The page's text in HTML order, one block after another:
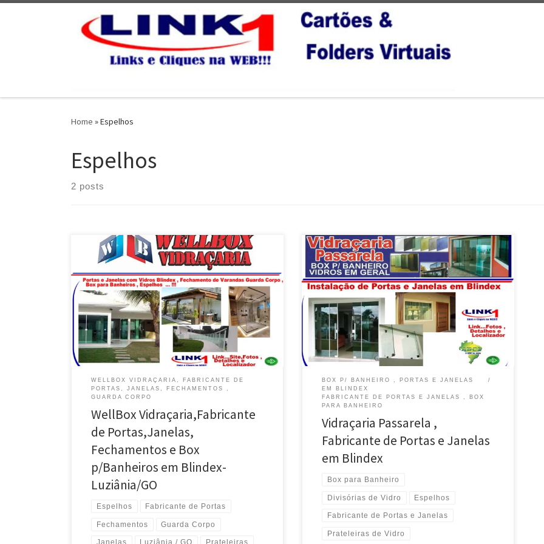
Home »Espelhos
Espelhos
2 posts
WellBox Vidraçaria , Fabricante de Portas , Janelas ,
Fechamentos e Box p / Banheiro em Blindex .
Luziânia / GO – Vidraceiro , Divisórias , Box , Varandas
, Portas e Janelas em Blindex . Fechamento de
Varandas , Vidraceiro , Divisórias , Box , Varandas ,
Guarda Corpo […]
WELLBOX VIDRAÇARIA, FABRICANTE DE
PORTAS, JANELAS, FECHAMENTOS ,
GUARDA CORPO
WellBox Vidraçaria,Fabricante
de Portas,Janelas,
Fechamentos e Box
p/Banheiros em Blindex-
Luziânia/GO
Espelhos Fabricante de Portas
Fechamentos Guarda Corpo
Vidraçaria Passarela , Fabricante de Portas e Janelas ,
Fechamentos em Blindex em Luziânia / GO
Fechamento de Varandas e Sacadas em Blindex ,
Prateleiras e Vitrines para Lojas , atende Lago Sul / DF
Fechamento de Varandas e Sacadas , Divisórias ,
Vitrines em Blindex , Instala no Lago […]
BOX P/ BANHEIRO , PORTAS E JANELAS
EM BLINDEX
FABRICANTE DE PORTAS E JANELAS , BOX
PARA BANHEIRO
Vidraçaria Passarela ,
Fabricante de Portas e Janelas
em Blindex
Box para Banheiro
Divisórias de Vidro Espelhos
Fabricante de Portas e Janelas
Prateleiras de Vidro